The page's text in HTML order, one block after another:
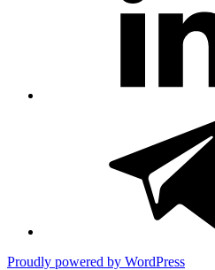
Proudly powered by WordPress